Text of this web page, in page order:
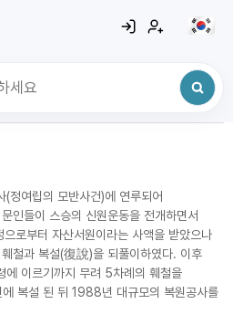
정여립의 모반사건)에 연루되어
인들이 스승의 신원운동을 전개하면서
로부터 자산서원이라는 사액을 받았으나
철과 복설(復說)을 되풀이하였다. 이후
이르기까지 무려 5차례의 훼철을
복설 된 뒤 1988년 대규모의 복원공사를